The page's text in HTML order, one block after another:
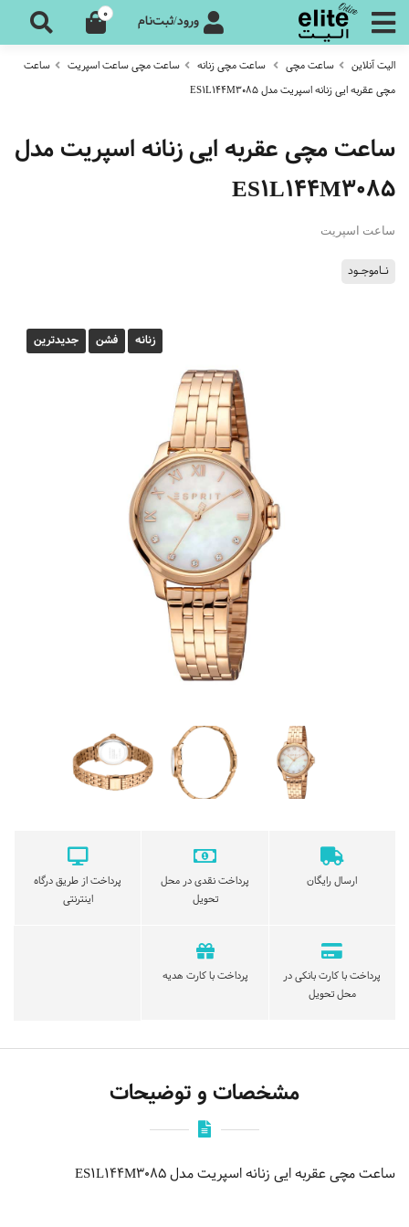
ورود/ثبت‌نام 0
الیت آنلاین ساعت مچی ساعت مچی زنانه ساعت مچی ساعت اسپریت
ساعت
مچی عقربه ایی زنانه اسپریت مدل ES1L144M3085
ساعت مچی عقربه ایی زنانه اسپریت مدل
ES1L144M3085
ساعت اسپریت
نـاموجـود
زنانه فشن جدیدترین
ارسال رایگان
پرداخت نقدی در محل
تحویل
پرداخت از طریق درگاه
اینترنتی
پرداخت با کارت بانکی در
محل تحویل
پرداخت با کارت هدیه
مشخصات و توضیحات
ساعت مچی عقربه ایی زنانه اسپریت مدل ES1L144M3085